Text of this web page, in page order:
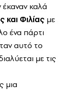
καλά
και Φιλίας με
ένα πάρτι
αυτό το
με τις
μια